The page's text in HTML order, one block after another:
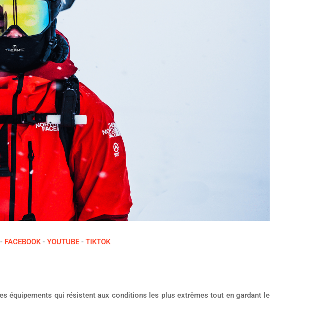
- FACEBOOK - YOUTUBE- TIKTOK
équipements qui résistent aux conditions les plus extrêmes tout en gardant le